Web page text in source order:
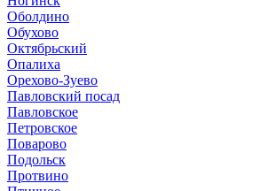
Оболдино
Обухово
Октябрьский
Опалиха
Орехово-Зуево
Павловский посад
Павловское
Петровское
Поварово
Подольск
Протвино